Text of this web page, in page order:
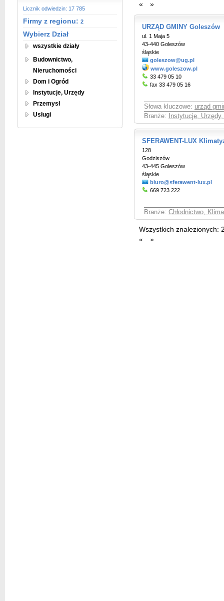
Licznik odwiedzin: 17 785
Firmy z regionu: 2
Wybierz Dział
wszystkie działy
Budownictwo,
Nieruchomości
Dom i Ogród
Instytucje, Urzędy
Przemysł
Usługi
«
»
URZĄD GMINY Goleszów
ul. 1 Maja 5
43-440 Goleszów
śląskie
goleszow@ug.pl
www.goleszow.pl
33 479 05 10
fax 33 479 05 16
Słowa kluczowe: urząd
Branże:
Instytucje,
SFERAWENT-LUX
128
Godziszów
43-445 Goleszów
śląskie
biuro@sferawent-lux.pl
669 723 222
Branże: Chłodnictwo,
Wszystkich znalezionych:
«
»